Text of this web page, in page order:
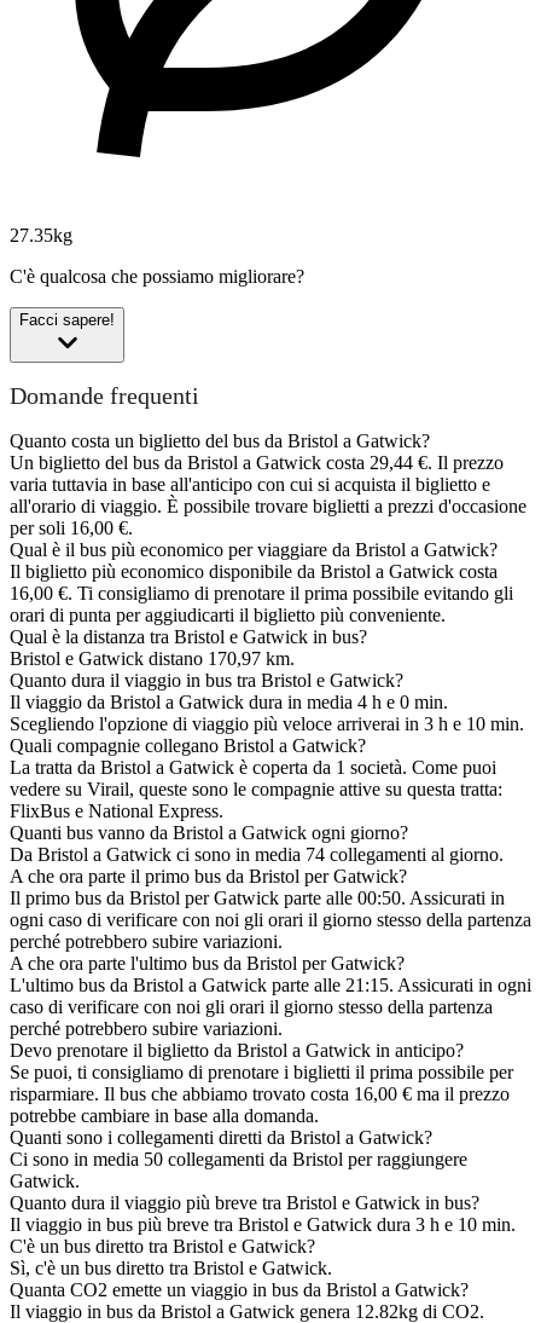
27.35kg
C'è qualcosa che possiamo migliorare?
Facci sapere!
Domande frequenti
Quanto costa un biglietto del bus da Bristol a Gatwick?
Un biglietto del bus da Bristol a Gatwick costa 29,44 €. Il prezzo
varia tuttavia in base all'anticipo con cui si acquista il biglietto e
all'orario di viaggio. È possibile trovare biglietti a prezzi d'occasione
per soli 16,00 €.
Qual è il bus più economico per viaggiare da Bristol a Gatwick?
Il biglietto più economico disponibile da Bristol a Gatwick costa
16,00 €. Ti consigliamo di prenotare il prima possibile evitando gli
orari di punta per aggiudicarti il biglietto più conveniente.
Qual è la distanza tra Bristol e Gatwick in bus?
Bristol e Gatwick distano 170,97 km.
Quanto dura il viaggio in bus tra Bristol e Gatwick?
Il viaggio da Bristol a Gatwick dura in media 4 h e 0 min.
Scegliendo l'opzione di viaggio più veloce arriverai in 3 h e 10 min.
Quali compagnie collegano Bristol a Gatwick?
La tratta da Bristol a Gatwick è coperta da 1 società. Come puoi
vedere su Virail, queste sono le compagnie attive su questa tratta:
FlixBus e National Express.
Quanti bus vanno da Bristol a Gatwick ogni giorno?
Da Bristol a Gatwick ci sono in media 74 collegamenti al giorno.
A che ora parte il primo bus da Bristol per Gatwick?
Il primo bus da Bristol per Gatwick parte alle 00:50. Assicurati in
ogni caso di verificare con noi gli orari il giorno stesso della partenza
perché potrebbero subire variazioni.
A che ora parte l'ultimo bus da Bristol per Gatwick?
L'ultimo bus da Bristol a Gatwick parte alle 21:15. Assicurati in ogni
caso di verificare con noi gli orari il giorno stesso della partenza
perché potrebbero subire variazioni.
Devo prenotare il biglietto da Bristol a Gatwick in anticipo?
Se puoi, ti consigliamo di prenotare i biglietti il prima possibile per
risparmiare. Il bus che abbiamo trovato costa 16,00 € ma il prezzo
potrebbe cambiare in base alla domanda.
Quanti sono i collegamenti diretti da Bristol a Gatwick?
Ci sono in media 50 collegamenti da Bristol per raggiungere
Gatwick.
Quanto dura il viaggio più breve tra Bristol e Gatwick in bus?
Il viaggio in bus più breve tra Bristol e Gatwick dura 3 h e 10 min.
C'è un bus diretto tra Bristol e Gatwick?
Sì, c'è un bus diretto tra Bristol e Gatwick.
Quanta CO2 emette un viaggio in bus da Bristol a Gatwick?
Il viaggio in bus da Bristol a Gatwick genera 12.82kg di CO2.